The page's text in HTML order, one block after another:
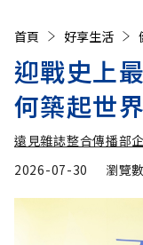
首頁 好享生活
迎戰史上
何築起世
遠見雜誌整合傳播部
2026-07-30
瀏覽數